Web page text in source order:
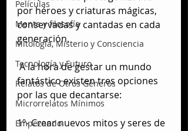
Películas
Mente y filosofía
Mitología, Misterio y Consciencia
Tecnología y Futuro
Relatos de Otros Géneros
Microrrelatos Mínimos
Empezando
por héroes y criaturas mágicas,
conservadas y cantadas en cada
generación.
A la hora de gestar un mundo
fantástico existen tres opciones
por las que decantarse:
1º- Crear nuevos mitos y seres de